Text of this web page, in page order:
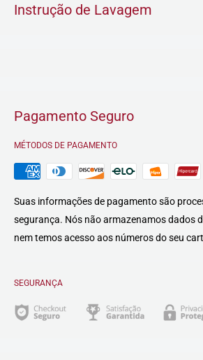
Instrução de Lavagem
Pagamento Seguro
MÉTODOS DE PAGAMENTO
Suas informações de pagamento são
segurança. Nós não armazenamos dados
nem temos acesso aos números do seu
SEGURANÇA